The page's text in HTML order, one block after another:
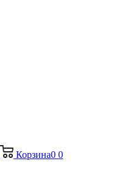
Корзина0 0